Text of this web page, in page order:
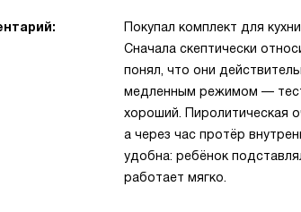
Покупал комплект для
Сначала скептически
понял, что они
медленным режимом —
хороший. Пиролитическая
а через час протёр
удобна: ребёнок
работает мягко.